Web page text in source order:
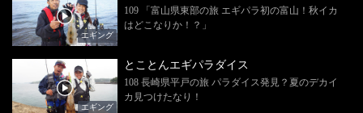
エギング
109 「富山県東部の旅 エギパラ初の富山！秋イカ
はどこなりか！？」
エギング
とことんエギパラダイス
108 長崎県平戸の旅 パラダイス発見？夏のデカイ
カ見つけたなり！